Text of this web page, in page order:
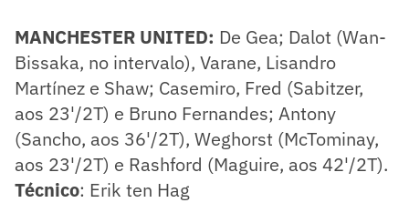
MANCHESTER UNITED: De Gea; Dalot (Wan-
Bissaka, no intervalo), Varane, Lisandro
Martínez e Shaw; Casemiro, Fred (Sabitzer,
aos 23'/2T) e Bruno Fernandes; Antony
(Sancho, aos 36'/2T), Weghorst (McTominay,
aos 23'/2T) e Rashford (Maguire, aos 42'/2T).
Técnico: Erik ten Hag